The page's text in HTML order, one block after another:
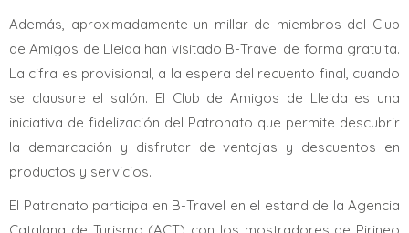
Además, aproximadamente un millar de miembros del Club
de Amigos de Lleida han visitado B-Travel de forma gratuita.
La cifra es provisional, a la espera del recuento final, cuando
se clausure el salón. El Club de Amigos de Lleida es una
iniciativa de fidelización del Patronato que permite descubrir
la demarcación y disfrutar de ventajas y descuentos en
productos y servicios.
El Patronato participa en B-Travel en el estand de la Agencia